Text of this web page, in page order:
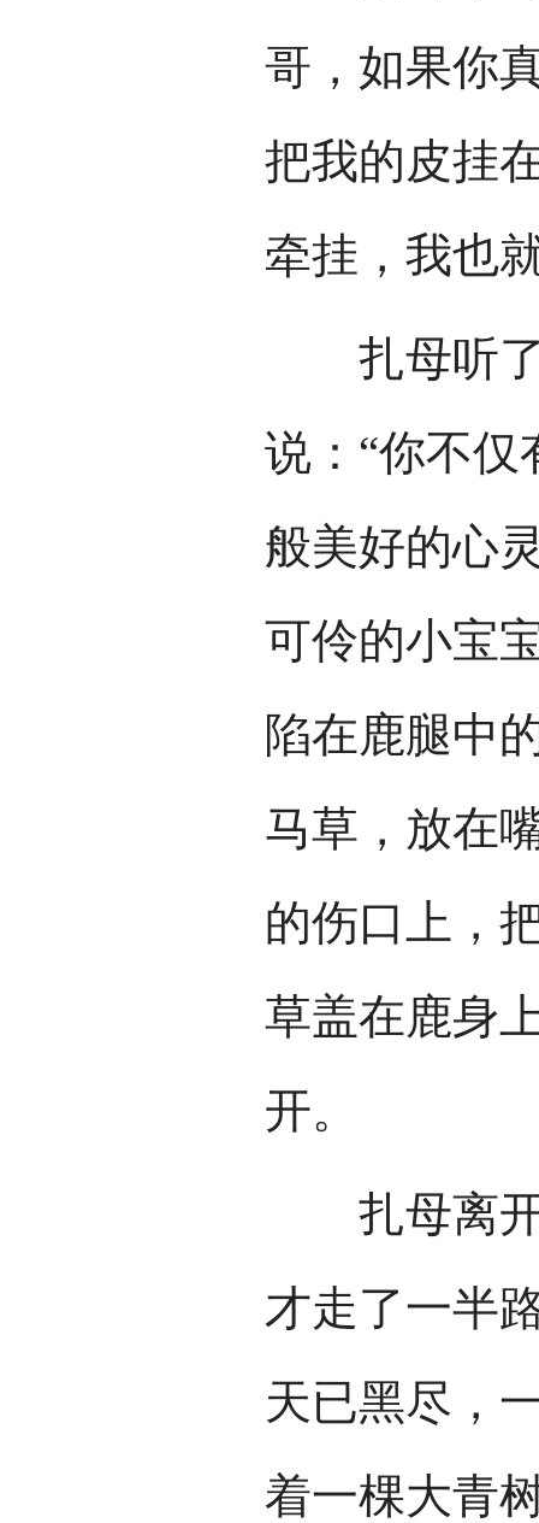
哥，如果你
把我的皮挂
牵挂，我也
扎母听了
说：“你不
般美好的心
可伶的小宝
陷在鹿腿中
马草，放在
的伤口上，
草盖在鹿身
开。
扎母离开
才走了一半
天已黑尽，
着一棵大青